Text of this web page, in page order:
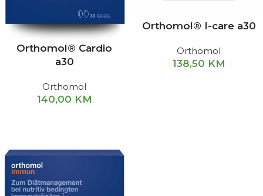
Orthomol® Cardio
a30
Orthomol
140,00 KM
Orthomol® I-care a30
Orthomol
138,50 KM